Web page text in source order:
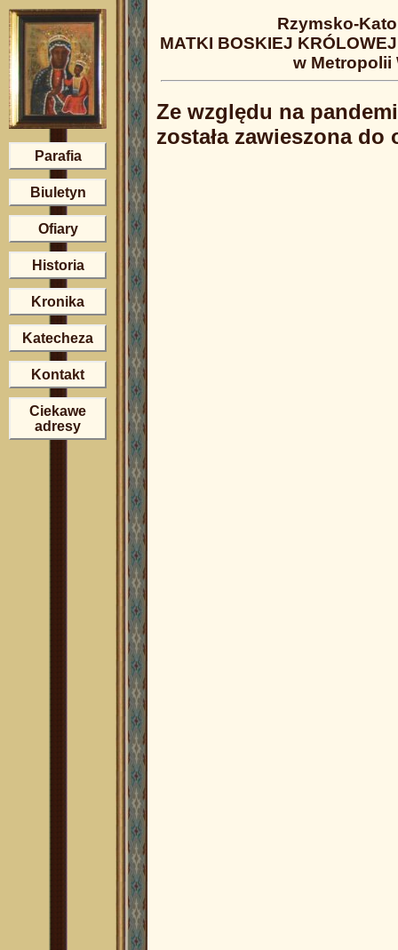
Parafia
Biuletyn
Ofiary
Historia
Kronika
Katecheza
Kontakt
Ciekawe
adresy
Rzymsko-
MATKI BOSKIEJ
w Metropolii
Ze względu na
została zawieszona do